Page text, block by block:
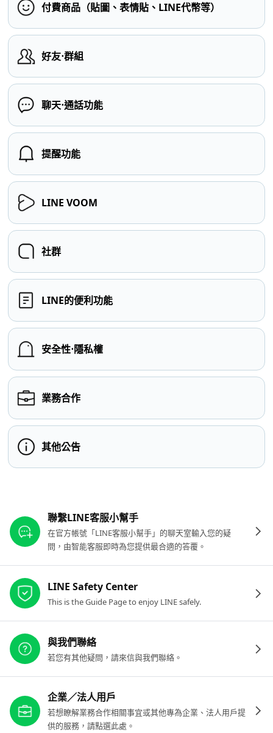
付費商品（貼圖、表情貼、LINE代幣等）
好友⋅群組
聊天⋅通話功能
提醒功能
LINE VOOM
社群
LINE的便利功能
安全性⋅隱私權
業務合作
其他公告
聯繫LINE客服小幫手
在官方帳號「LINE客服小幫手」的聊天室輸入您的疑
問，由智能客服即時為您提供最合適的答覆。
LINE Safety Center
This is the Guide Page to enjoy LINE safely.
與我們聯絡
若您有其他疑問，請來信與我們聯絡。
企業／法人用戶
若想瞭解業務合作相關事宜或其他專為企業、法人用戶提
供的服務，請點選此處。